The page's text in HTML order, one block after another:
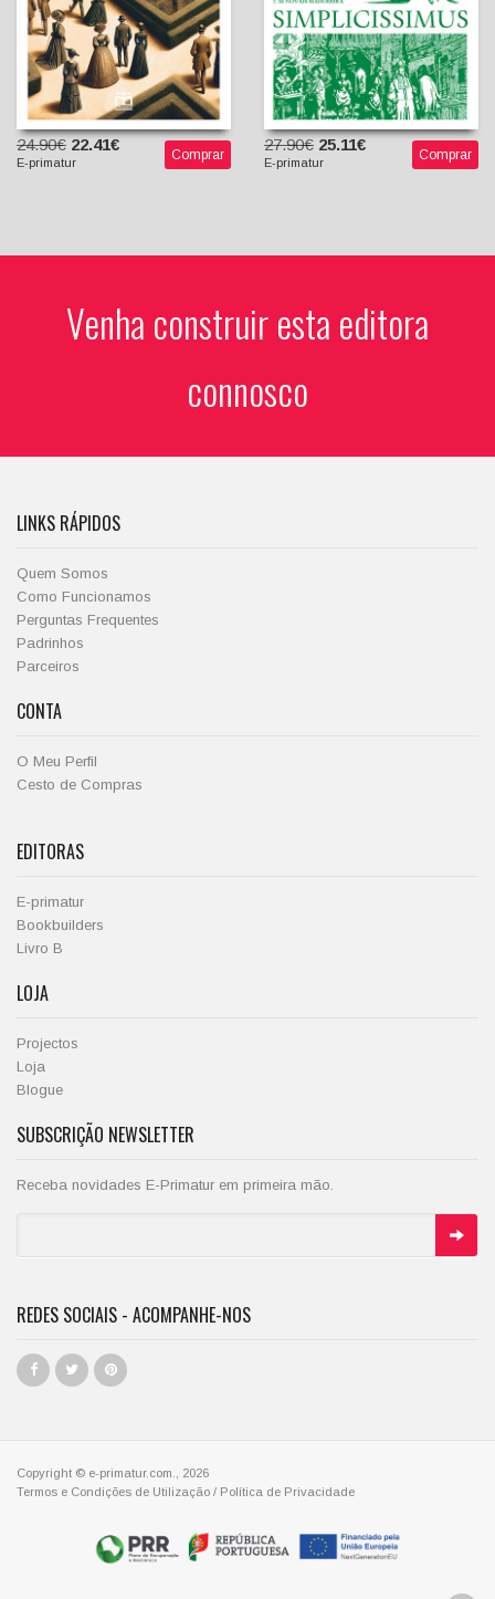
24.90€ 22.41€
E-primatur Comprar
27.90€ 25.11€
E-primatur Comprar
Venha construir esta editora
connosco
LINKS RÁPIDOS
Quem Somos
Como Funcionamos
Perguntas Frequentes
Padrinhos
Parceiros
CONTA
O Meu Perfil
Cesto de Compras
EDITORAS
E-primatur
Bookbuilders
Livro B
LOJA
Projectos
Loja
Blogue
SUBSCRIÇÃO NEWSLETTER
Receba novidades E-Primatur em primeira mão.
REDES SOCIAIS - ACOMPANHE-NOS
Copyright © e-primatur.com., 2026
Termos e Condições de Utilização / Política de Privacidade